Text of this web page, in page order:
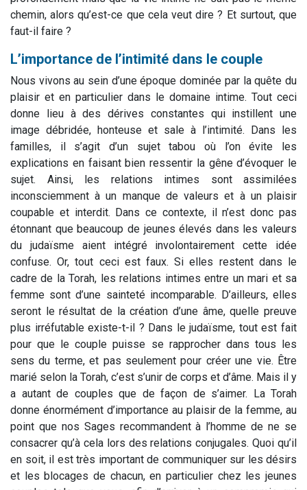
chemin, alors qu’est-ce que cela veut dire ? Et surtout, que
faut-il faire ?
L’importance de l’intimité dans le couple
Nous vivons au sein d’une époque dominée par la quête du
plaisir et en particulier dans le domaine intime. Tout ceci
donne lieu à des dérives constantes qui instillent une
image débridée, honteuse et sale à l’intimité. Dans les
familles, il s’agit d’un sujet tabou où l’on évite les
explications en faisant bien ressentir la gêne d’évoquer le
sujet. Ainsi, les relations intimes sont assimilées
inconsciemment à un manque de valeurs et à un plaisir
coupable et interdit. Dans ce contexte, il n’est donc pas
étonnant que beaucoup de jeunes élevés dans les valeurs
du judaïsme aient intégré involontairement cette idée
confuse. Or, tout ceci est faux. Si elles restent dans le
cadre de la Torah, les relations intimes entre un mari et sa
femme sont d’une sainteté incomparable. D’ailleurs, elles
seront le résultat de la création d’une âme, quelle preuve
plus irréfutable existe-t-il ? Dans le judaïsme, tout est fait
pour que le couple puisse se rapprocher dans tous les
sens du terme, et pas seulement pour créer une vie. Être
marié selon la Torah, c’est s’unir de corps et d’âme. Mais il y
a autant de couples que de façon de s’aimer. La Torah
donne énormément d’importance au plaisir de la femme, au
point que nos Sages recommandent à l’homme de ne se
consacrer qu’à cela lors des relations conjugales. Quoi qu’il
en soit, il est très important de communiquer sur les désirs
et les blocages de chacun, en particulier chez les jeunes